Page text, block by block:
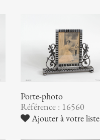
Porte-photo
Référence : 16560
Ajouter à votre liste